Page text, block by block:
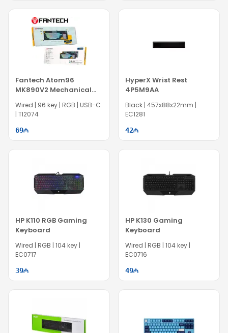
Fantech Atom96
MK890V2 Mechanical
Gaming Keyboard - Sky
Blue
Wired | 96 key | RGB | USB-C
| TI2074
69
HyperX Wrist Rest
4P5M9AA
Black | 457x88x22mm |
EC1281
42
HP K110 RGB Gaming
Keyboard
Wired | RGB | 104 key |
EC0717
39
HP K130 Gaming
Keyboard
Wired | RGB | 104 key |
EC0716
49